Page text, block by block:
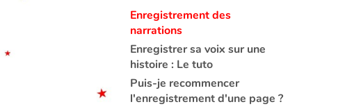
Enregistrement des
narrations
Enregistrer sa voix sur une
histoire : Le tuto
Puis-je recommencer
l'enregistrement d'une page ?